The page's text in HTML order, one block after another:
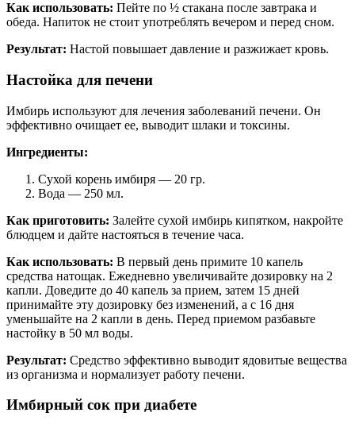
Как использовать: Пейте по ½ стакана после завтрака и
обеда. Напиток не стоит употреблять вечером и перед сном.
Результат: Настой повышает давление и разжижает кровь.
Настойка для печени
Имбирь используют для лечения заболеваний печени. Он
эффективно очищает ее, выводит шлаки и токсины.
Ингредиенты:
Сухой корень имбиря — 20 гр.
Вода — 250 мл.
Как приготовить: Залейте сухой имбирь кипятком, накройте
блюдцем и дайте настояться в течение часа.
Как использовать: В первый день примите 10 капель
средства натощак. Ежедневно увеличивайте дозировку на 2
капли. Доведите до 40 капель за прием, затем 15 дней
принимайте эту дозировку без изменений, а с 16 дня
уменьшайте на 2 капли в день. Перед приемом разбавьте
настойку в 50 мл воды.
Результат: Средство эффективно выводит ядовитые вещества
из организма и нормализует работу печени.
Имбирный сок при диабете